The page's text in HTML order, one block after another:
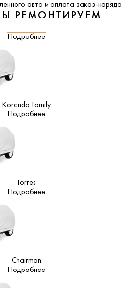
авто и оплата заказ-наряда
РЕМОНТИРУЕМ
Подробнее
Korando Family
Подробнее
Torres
Подробнее
Chairman
Подробнее